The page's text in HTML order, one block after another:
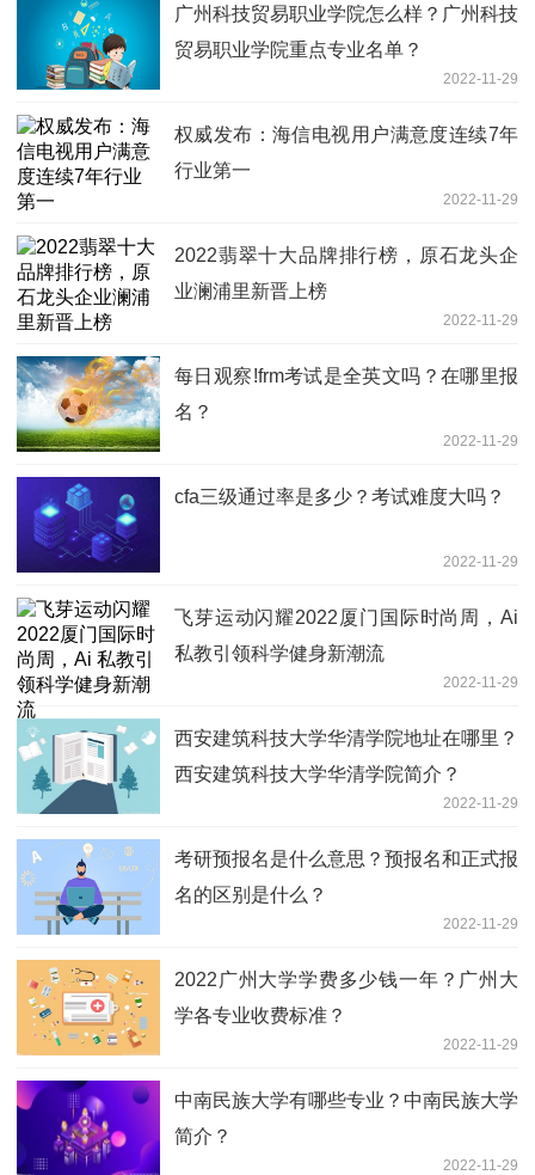
广州科技贸易职业学院怎么样？广州科技
贸易职业学院重点专业名单？
2022-11-29
权威发布：海信电视用户满意度连续7年
行业第一
2022-11-29
2022翡翠十大品牌排行榜，原石龙头企
业澜浦里新晋上榜
2022-11-29
每日观察!frm考试是全英文吗？在哪里报
名？
2022-11-29
cfa三级通过率是多少？考试难度大吗？
2022-11-29
飞芽运动闪耀2022厦门国际时尚周，Ai
私教引领科学健身新潮流
2022-11-29
西安建筑科技大学华清学院地址在哪里？
西安建筑科技大学华清学院简介？
2022-11-29
考研预报名是什么意思？预报名和正式报
名的区别是什么？
2022-11-29
2022广州大学学费多少钱一年？广州大
学各专业收费标准？
2022-11-29
中南民族大学有哪些专业？中南民族大学
简介？
2022-11-29